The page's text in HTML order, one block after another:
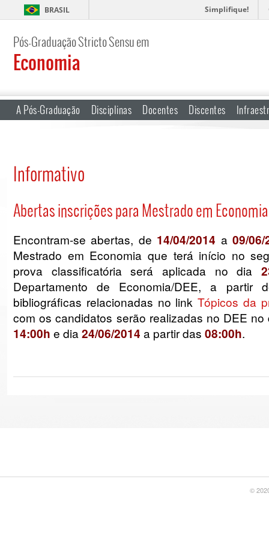
BRASIL Simplifique!
Pós-Graduação Stricto Sensu em
Economia
A Pós-Graduação Disciplinas Docentes Discentes
Informativo
Abertas inscrições para Mestrado em Economia
Encontram-se abertas, de 14/04/2014 a09/06/
Mestrado em Economia que terá início no
prova classificatória será aplicada no dia
Departamento de Economia/DEE, a partir
bibliográficas relacionadas no link Tópicos da
com os candidatos serão realizadas no DEE
14:00h e dia24/06/2014 a partir das 08:00h.
©